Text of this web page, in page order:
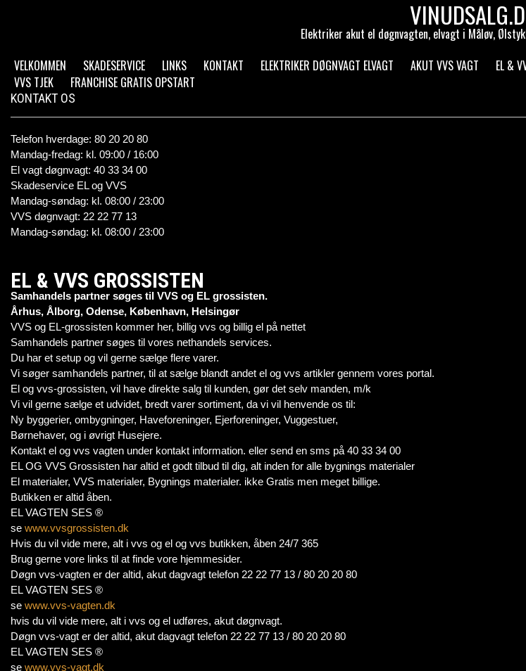
Elektriker akut el døgnvagten, elvagt i Måløv,
VELKOMMEN
SKADESERVICE LINKS KONTAKT ELEKTRIKER DØGNVAGT ELVAGT AKUT VVS VAGT EL &
VVS TJEK
FRANCHISE GRATIS OPSTART
KONTAKT OS
Telefon hverdage: 80 20 20 80
Mandag-fredag: kl. 09:00 / 16:00
El vagt døgnvagt: 40 33 34 00
Skadeservice EL og VVS
Mandag-søndag: kl. 08:00 / 23:00
VVS døgnvagt: 22 22 77 13
Mandag-søndag: kl. 08:00 / 23:00
EL & VVS GROSSISTEN
Samhandels partner søges til VVS og EL grossisten.
Århus, Ålborg, Odense, København, Helsingør
VVS og EL-grossisten kommer her, billig vvs og billig el på nettet
Samhandels partner søges til vores nethandels services.
Du har et setup og vil gerne sælge flere varer.
Vi søger samhandels partner, til at sælge blandt andet el og vvs artikler gennem vores portal.
El og vvs-grossisten, vil have direkte salg til kunden, gør det selv manden, m/k
Vi vil gerne sælge et udvidet, bredt varer sortiment, da vi vil henvende os til:
Ny byggerier, ombygninger, Haveforeninger, Ejerforeninger, Vuggestuer,
Børnehaver, og i øvrigt Husejere.
Kontakt el og vvs vagten under kontakt information. eller send en sms på 40 33 34 00
EL OG VVS Grossisten har altid et godt tilbud til dig, alt inden for alle bygnings materialer
El materialer, VVS materialer, Bygnings materialer. ikke Gratis men meget billige.
Butikken er altid åben.
EL VAGTEN SES ®
se www.vvsgrossisten.dk
Hvis du vil vide mere, alt i vvs og el og vvs butikken, åben 24/7 365
Brug gerne vore links til at finde vore hjemmesider.
Døgn vvs-vagten er der altid, akut dagvagt telefon 22 22 77 13 / 80 20 20 80
EL VAGTEN SES ®
se www.vvs-vagten.dk
hvis du vil vide mere, alt i vvs og el udføres, akut døgnvagt.
Døgn vvs-vagt er der altid, akut dagvagt telefon 22 22 77 13 / 80 20 20 80
EL VAGTEN SES ®
se www.vvs-vagt.dk